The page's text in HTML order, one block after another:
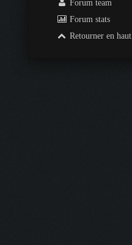
Forum team
Forum stats
Retourner en haut